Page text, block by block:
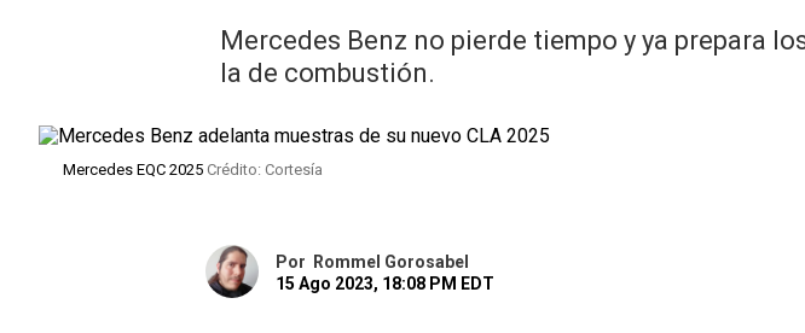
Mercedes Benz no pierde tiempo y ya prepara
la de combustión.
Mercedes EQC 2025 Crédito: Cortesía
Por
Rommel Gorosabel
15 Ago 2023, 18:08 PM EDT